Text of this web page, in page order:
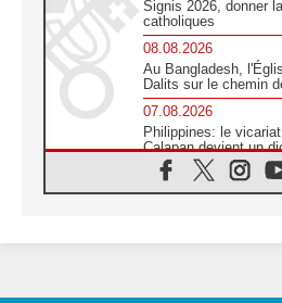
Signis 2026, donner
catholiques
08.08.2026
Au Bangladesh,
Dalits sur le chemin
07.08.2026
Philippines: le
Calapan devient un
07.08.2026
Congo-Brazzaville :